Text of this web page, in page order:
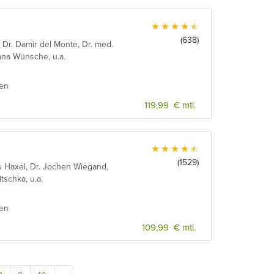
Damir del Monte, Dr. med.
Wünsche, u.a.
(638)
119,99 € mtl.
Haxel, Dr. Jochen Wiegand,
u.a.
(1529)
109,99 € mtl.